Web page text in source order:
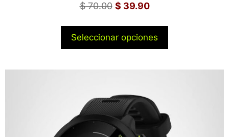
$70.00 $ 39.90
Seleccionar opciones